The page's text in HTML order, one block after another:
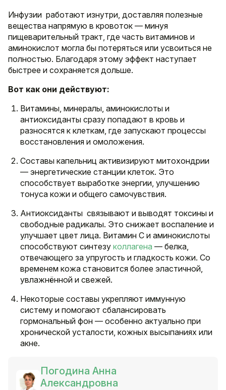
Инфузии работают изнутри, доставляя полезные
вещества напрямую в кровоток — минуя
пищеварительный тракт, где часть витаминов и
аминокислот могла бы потеряться или усвоиться не
полностью. Благодаря этому эффект наступает
быстрее и сохраняется дольше.
Вот как они действуют:
Витамины, минералы, аминокислоты и
антиоксиданты сразу попадают в кровь и
разносятся к клеткам, где запускают процессы
восстановления и омоложения.
Составы капельниц активизируют митохондрии
— энергетические станции клеток. Это
способствует выработке энергии, улучшению
тонуса кожи и общего самочувствия.
Антиоксиданты связывают и выводят токсины и
свободные радикалы. Это снижает воспаление и
улучшает цвет лица. Витамин C и аминокислоты
способствуют синтезу коллагена — белка,
отвечающего за упругость и гладкость кожи. Со
временем кожа становится более эластичной,
увлажнённой и свежей.
Некоторые составы укрепляют иммунную
систему и помогают сбалансировать
гормональный фон — особенно актуально при
хронической усталости, кожных высыпаниях или
акне.
Погодина Анна
Александровна